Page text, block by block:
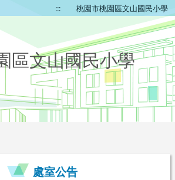
::: 桃園市桃園區文山國民小學
區文山國民小學
處室公告